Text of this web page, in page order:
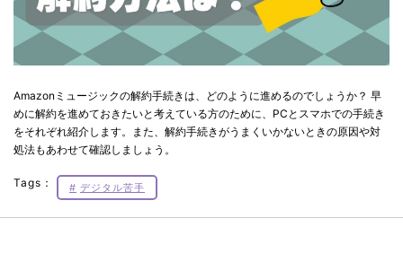
Amazonミュージックの解約手続きは、どのように進めるのでしょうか？ 早
めに解約を進めておきたいと考えている方のために、PCとスマホでの手続き
をそれぞれ紹介します。また、解約手続きがうまくいかないときの原因や対
処法もあわせて確認しましょう。
Tags： デジタル苦手